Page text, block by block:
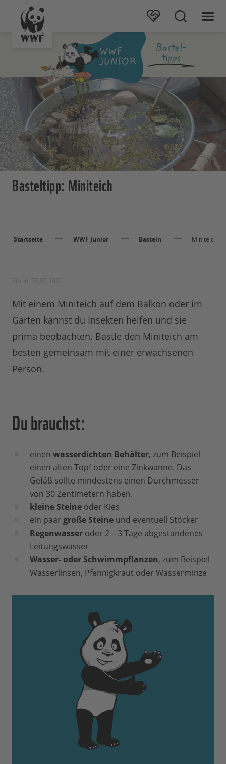
Basteltipp: Miniteich
Startseite WWF Junior Basteln Miniteich
Mit einem Miniteich auf dem Balkon oder im
Garten kannst du Insekten helfen und sie
prima beobachten. Bastle den Miniteich am
besten gemeinsam mit einer erwachsenen
Person.
Du brauchst:
einen wasserdichten Behälter, zum Beispiel
einen alten Topf oder eine Zinkwanne. Das
Gefäß sollte mindestens einen Durchmesser
von 30 Zentimetern haben.
kleine Steine oder Kies
ein paar große Steine und eventuell Stöcker
Regenwasser oder 2 – 3 Tage abgestandenes
Leitungswasser
Wasser- oder Schwimmpflanzen, zum Beispiel
Wasserlinsen, Pfennigkraut oder Wasserminze